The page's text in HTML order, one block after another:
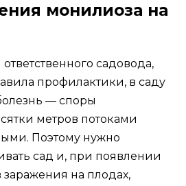
монилиоза на
садовода,
профилактики, в саду
— споры
метров потоками
Поэтому нужно
сад и, при появлении
на плодах,